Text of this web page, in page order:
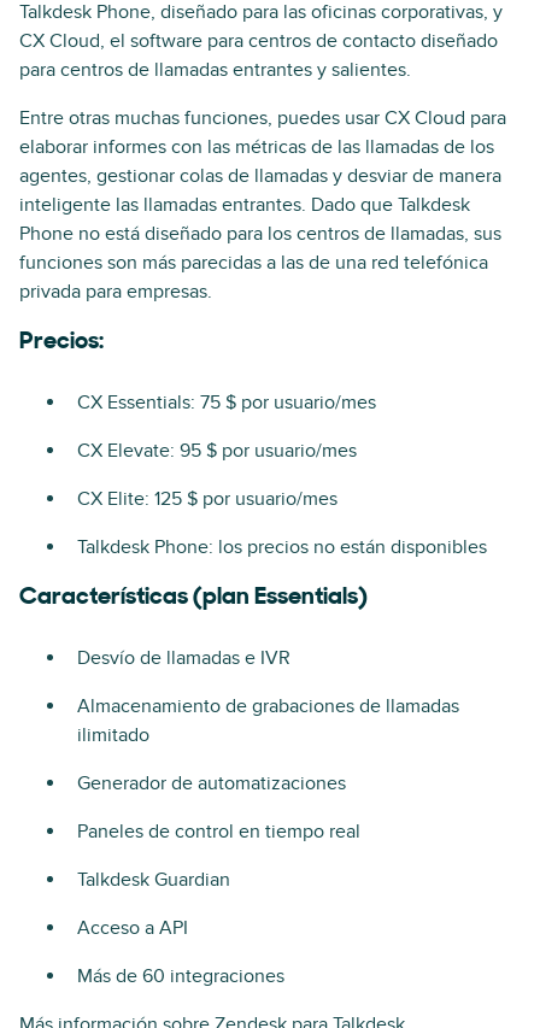
Talkdesk Phone, diseñado para las oficinas corporativas, y
CX Cloud, el software para centros de contacto diseñado
para centros de llamadas entrantes y salientes.
Entre otras muchas funciones, puedes usar CX Cloud para
elaborar informes con las métricas de las llamadas de los
agentes, gestionar colas de llamadas y desviar de manera
inteligente las llamadas entrantes. Dado que Talkdesk
Phone no está diseñado para los centros de llamadas, sus
funciones son más parecidas a las de una red telefónica
privada para empresas.
Precios:
CX Essentials: 75 $ por usuario/mes
CX Elevate: 95 $ por usuario/mes
CX Elite: 125 $ por usuario/mes
Talkdesk Phone: los precios no están disponibles
Características (plan Essentials)
Desvío de llamadas e IVR
Almacenamiento de grabaciones de llamadas
ilimitado
Generador de automatizaciones
Paneles de control en tiempo real
Talkdesk Guardian
Acceso a API
Más de 60 integraciones